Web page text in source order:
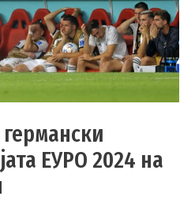
ЕУРО 2024 на